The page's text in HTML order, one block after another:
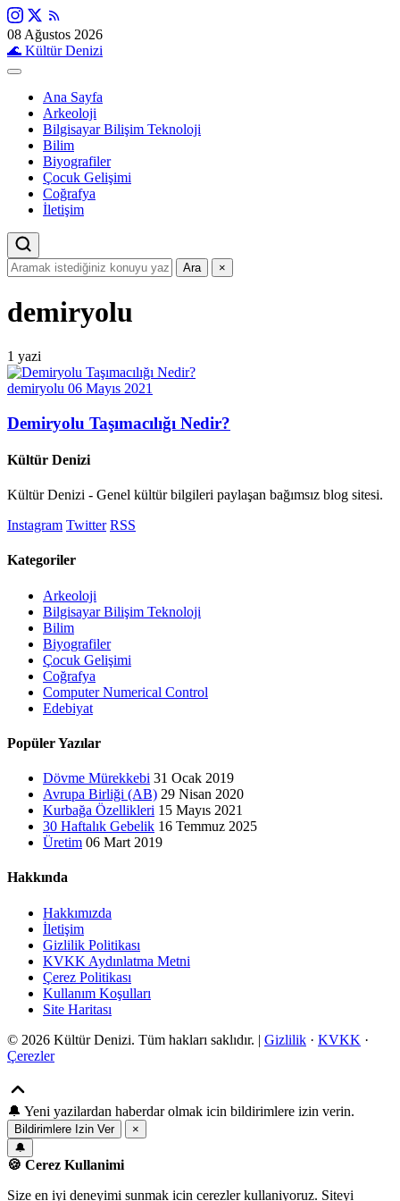
08 Ağustos 2026
🌊 Kültür Denizi
Ana Sayfa
Arkeoloji
Bilgisayar Bilişim Teknoloji
Bilim
Biyografiler
Çocuk Gelişimi
Coğrafya
İletişim
Ara ×
demiryolu
1 yazi
demiryolu 06 Mayıs 2021
Demiryolu Taşımacılığı Nedir?
Kültür Denizi
Kültür Denizi - Genel kültür bilgileri paylaşan bağımsız blog sitesi.
Instagram Twitter RSS
Kategoriler
Arkeoloji
Bilgisayar Bilişim Teknoloji
Bilim
Biyografiler
Çocuk Gelişimi
Coğrafya
Computer Numerical Control
Edebiyat
Popüler Yazılar
Dövme Mürekkebi 31 Ocak 2019
Avrupa Birliği (AB) 29 Nisan 2020
Kurbağa Özellikleri 15 Mayıs 2021
30 Haftalık Gebelik 16 Temmuz 2025
Üretim 06 Mart 2019
Hakkında
Hakkımızda
İletişim
Gizlilik Politikası
KVKK Aydınlatma Metni
Çerez Politikası
Kullanım Koşulları
Site Haritası
© 2026 Kültür Denizi. Tüm hakları saklıdır. | Gizlilik · KVKK ·
Çerezler
🔔 Yeni yazilardan haberdar olmak icin bildirimlere izin verin.
Bildirimlere Izin Ver
×
🔔
🍪 Cerez Kullanimi
Size en iyi deneyimi sunmak icin cerezler kullaniyoruz. Siteyi